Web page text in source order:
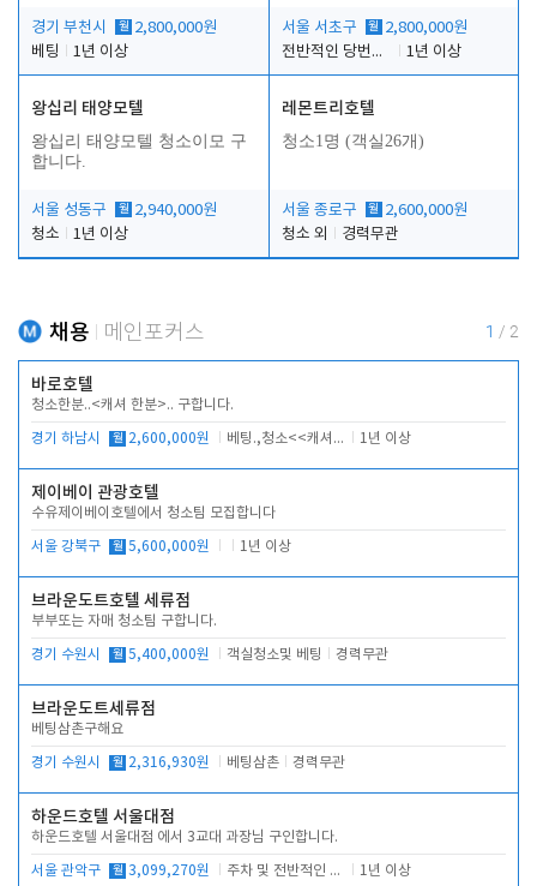
경기 부천시 월 2,800,000원
베팅
1년 이상
서울 서초구 월 2,800,000원
전반적인 당번업무
1년 이상
왕십리 태양모텔
왕십리 태양모텔 청소이모 구
합니다.
서울 성동구 월 2,940,000원
청소
1년 이상
레몬트리호텔
청소1명 (객실26개)
서울 종로구 월 2,600,000원
청소 외
경력무관
채용 메인포커스 1 / 2
바로호텔
청소한분..<캐셔 한분>.. 구합니다.
경기 하남시 월 2,600,000원 베팅.,청소<<캐셔 모셔봅니다. 1년 이상
제이베이 관광호텔
수유제이베이호텔에서 청소팀 모집합니다
서울 강북구 월 5,600,000원 1년 이상
브라운도트호텔 세류점
부부또는 자매 청소팀 구합니다.
경기 수원시 월 5,400,000원 객실청소및 베팅 경력무관
브라운도트세류점
베팅삼촌구해요
경기 수원시 월 2,316,930원 베팅삼촌 경력무관
하운드호텔 서울대점
하운드호텔 서울대점 에서 3교대 과장님 구인합니다.
서울 관악구 월 3,099,270원 주차 및 전반적인 당번업무 1년 이상